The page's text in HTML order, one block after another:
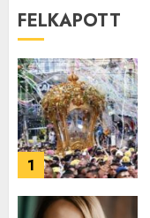
FELKAPOTT
1